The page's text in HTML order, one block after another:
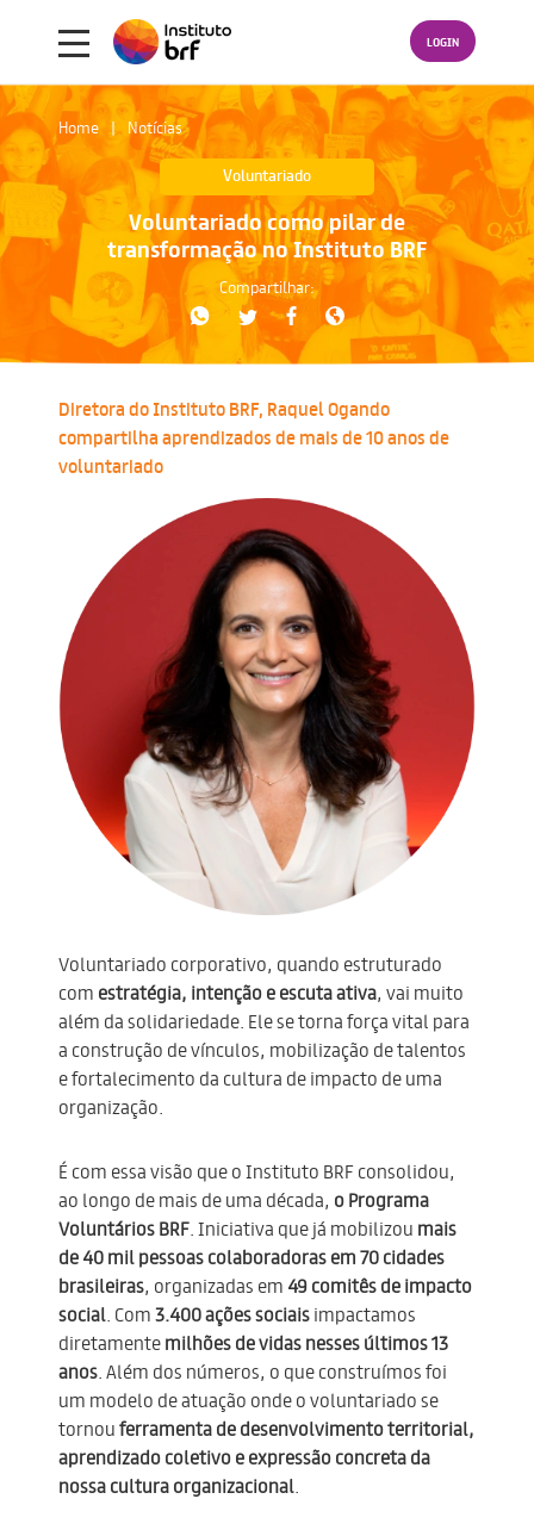
LOGIN
Home Notícias
Voluntariado
Voluntariado como pilar de
transformação no Instituto BRF
Compartilhar:
Diretora do Instituto BRF, Raquel Ogando
compartilha aprendizados de mais de 10 anos de
voluntariado
Voluntariado corporativo, quando estruturado
com estratégia, intenção e escuta ativa, vai muito
além da solidariedade. Ele se torna força vital para
a construção de vínculos, mobilização de talentos
e fortalecimento da cultura de impacto de uma
organização.
É com essa visão que o Instituto BRF consolidou,
ao longo de mais de uma década, o Programa
Voluntários BRF. Iniciativa que já mobilizou mais
de 40 mil pessoas colaboradoras em 70 cidades
brasileiras, organizadas em 49 comitês de impacto
social. Com3.400 ações sociaisimpactamos
diretamentemilhões de vidas nesses últimos 13
anos. Além dos números, o que construímos foi
um modelo de atuação onde o voluntariado se
tornouferramenta de desenvolvimento territorial,
aprendizado coletivo e expressão concreta da
nossa cultura organizacional.